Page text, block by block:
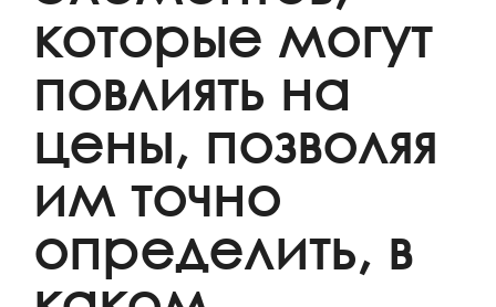
которые могут
повлиять на
цены, позволяя
им точно
определить, в